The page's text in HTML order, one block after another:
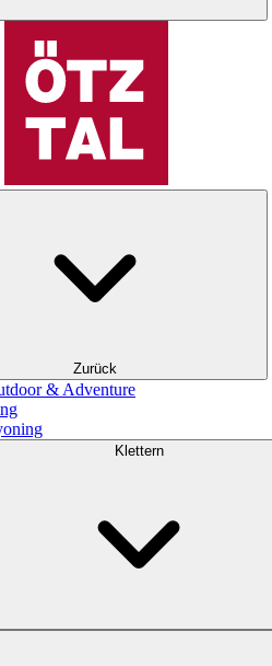
Zurück
& Adventure
Klettern